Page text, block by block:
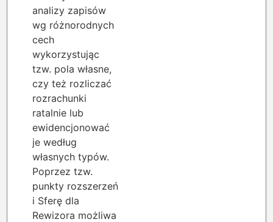
analizy zapisów
wg różnorodnych
cech
wykorzystując
tzw. pola własne,
czy też rozliczać
rozrachunki
ratalnie lub
ewidencjonować
je według
własnych typów.
Poprzez tzw.
punkty rozszerzeń
i Sferę dla
Rewizora możliwa